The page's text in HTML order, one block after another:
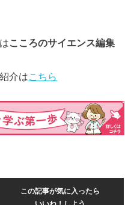
こころのサイエンス編集
介はこちら
この記事が気に入ったら